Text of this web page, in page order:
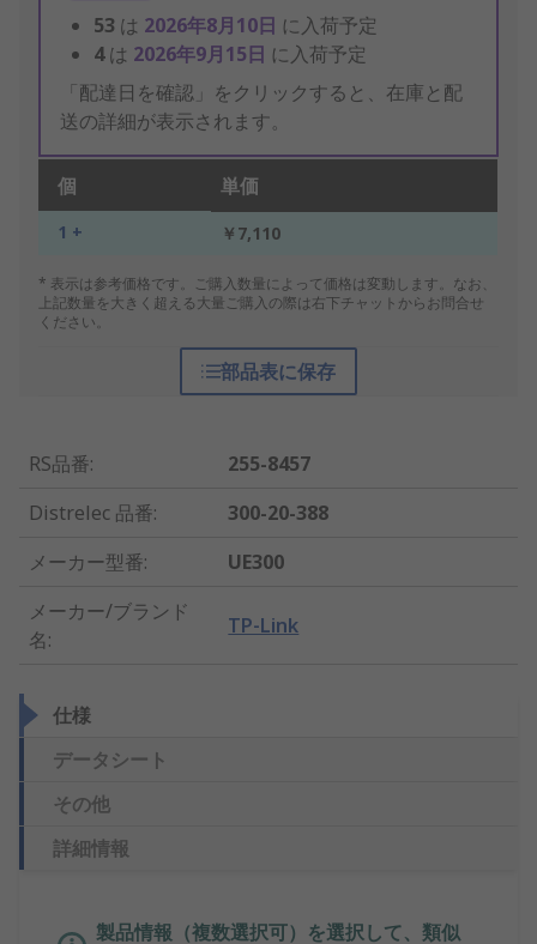
53 は 2026年8月10日 に入荷予定
4は 2026年9月15日 に入荷予定
「配達日を確認」をクリックすると、在庫と配
送の詳細が表示されます。
個 単価
1 + ￥7,110
* 表示は参考価格です。ご購入数量によって価格は変動します。なお、
上記数量を大きく超える大量ご購入の際は右下チャットからお問合せ
ください。
部品表に保存
RS品番:
255-8457
Distrelec 品番:
300-20-388
メーカー型番:
UE300
メーカー/ブランド
名:
TP-Link
仕様
データシート
その他
詳細情報
製品情報（複数選択可）を選択して、類似